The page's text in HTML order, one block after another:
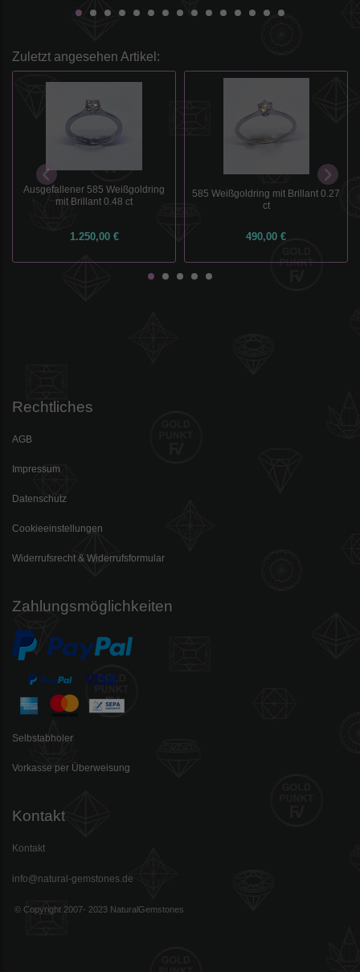
Zuletzt angesehen Artikel:
Ausgefallener 585 Weißgoldring
mit Brillant 0.48 ct
1.250,00 €
585 Weißgoldring mit Brillant 0.27
ct
490,00 €
Rechtliches
AGB
Impressum
Datenschutz
Cookieeinstellungen
Widerrufsrecht & Widerrufsformular
Zahlungsmöglichkeiten
Selbstabholer
Vorkasse per Überweisung
Kontakt
Kontakt
info@natural-gemstones.de
© Copyright 2007- 2023 NaturalGemstones